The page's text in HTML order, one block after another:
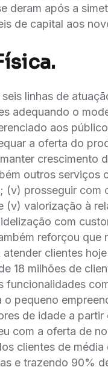
deram após a
de capital aos
linhas de
adequando o
aos
a oferta do
crescimento
outros serviços
(v) prosseguir com
(v) valorização à
com
reforçou que
clientes
18 milhões de
funcionalidades
o pequeno
de idade a
com a oferta de
clientes de
e trazendo 90%